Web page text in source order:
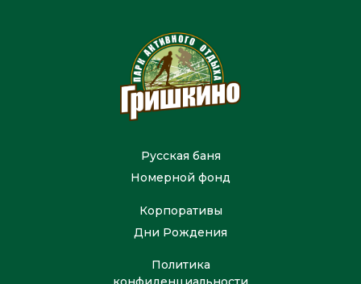
Корпоративы
Дни Рождения
Русская баня
Номерной фонд
Политика